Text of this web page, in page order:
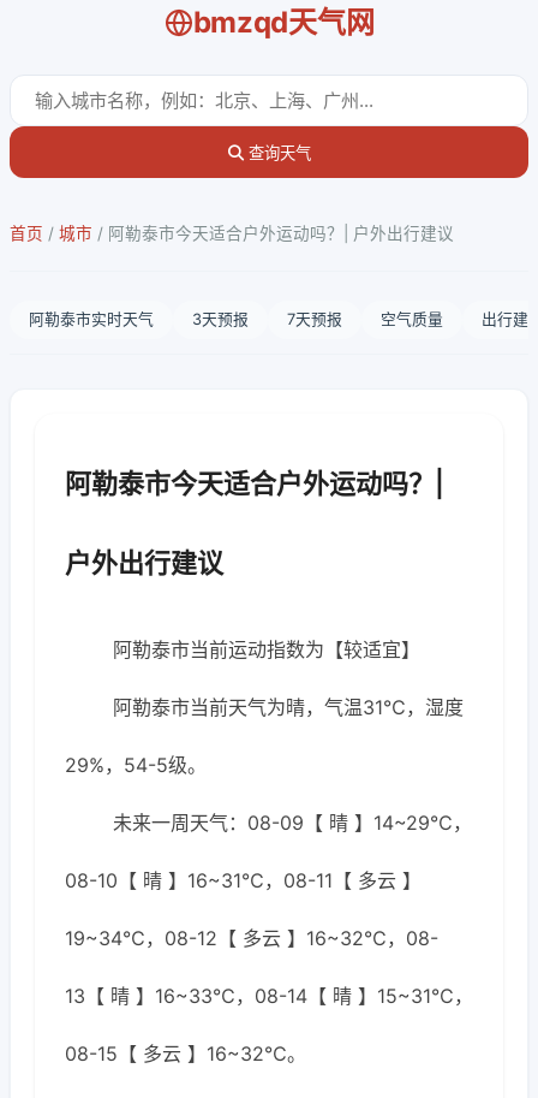
bmzqd天气网
查询天气
首页 / 城市 / 阿勒泰市今天适合户外运动吗？| 户外出行建议
阿勒泰市实时天气 3天预报 7天预报 空气质量 出行建
阿勒泰市今天适合户外运动吗？|
户外出行建议
阿勒泰市当前运动指数为【较适宜】
阿勒泰市当前天气为晴，气温31℃，湿度
29%，54-5级。
未来一周天气：08-09【 晴 】14~29℃，
08-10【 晴 】16~31℃，08-11【 多云 】
19~34℃，08-12【 多云 】16~32℃，08-
13【 晴 】16~33℃，08-14【 晴 】15~31℃，
08-15【 多云 】16~32℃。